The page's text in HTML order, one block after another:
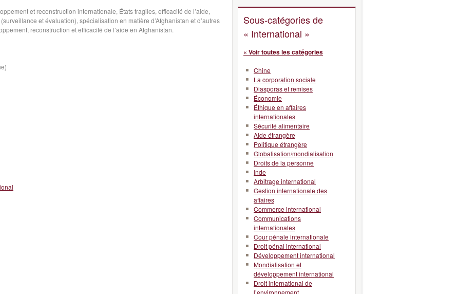
et reconstruction internationale, États fragiles, efficacité de l’aide,
et évaluation), spécialisation en matière d’Afghanistan et d’autres
reconstruction et efficacité de l’aide en Afghanistan.
Sous-catégories de
« International »
« Voir toutes les catégories
Chine
La corporation sociale
Diasporas et remises
Économie
Éthique en affaires
internationales
Sécurité alimentaire
Aide étrangère
Politique étrangère
Globalisation/mondialisation
Droits de la personne
Inde
Arbitrage international
Gestion internationale des
affaires
Commerce international
Communications
internationales
Cour pénale internationale
Droit pénal international
Développement international
Mondialisation et
développement international
Droit international de
l’environnement